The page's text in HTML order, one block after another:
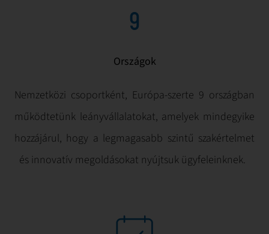
9
Országok
Nemzetközi csoportként, Európa-szerte 9 országban
működtetünk leányvállalatokat, amelyek mindegyike
hozzájárul, hogy a legmagasabb szintű szakértelmet
és innovatív megoldásokat nyújtsuk ügyfeleinknek.